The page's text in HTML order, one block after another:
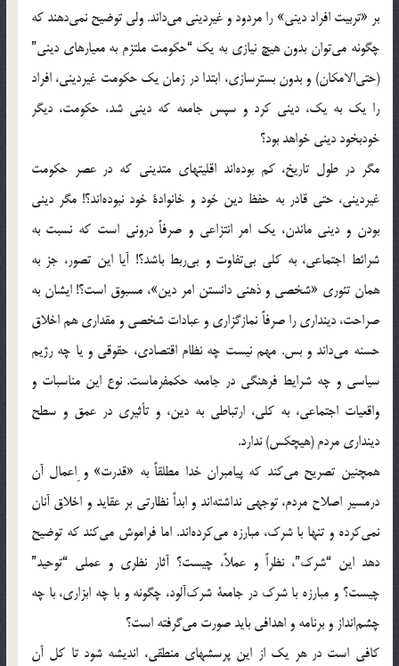
بر «تربیت‌ افراد دینی» را مردود و غیردینی‌ می‌داند. ولی‌ توضیح‌ نمی‌دهند که‌
چگونه‌ می‌توان‌ بدون‌ هیچ‌ نیازی‌ به‌ یک‌ “حکومت‌ ملتزم‌ به‌ معیارهای‌ دینی”
(حتی‌الامکان) و بدون‌ بسترسازی، ابتدا در زمان‌ یک‌ حکومت‌ غیردینی، افراد
را یک‌ به‌ یک، دینی‌ کرد و سپس‌ جامعه‌ که‌ دینی‌ شد، حکومت، دیگر
خودبخود دینی‌ خواهد بود؟
مگر در طول‌ تاریخ، کم‌ بوده‌اند اقلیتهای‌ متدینی‌ که‌ در عصر حکومت‌
غیردینی، حتی‌ قادر به‌ حفظ‌ دین‌ خود و خانوادة‌ خود نبوده‌اند؟! مگر دینی‌
بودن‌ و دینی‌ ماندن، یک‌ امر انتزاعی‌ و صرفاً‌ درونی‌ است‌ که‌ نسبت‌ به‌
شرائط‌ اجتماعی، به‌ کلی‌ بی‌تفاوت‌ و بی‌ربط‌ باشد؟! آیا این‌ تصور، جز به‌
همان‌ تئوری‌ «شخصی‌ و ذهنی‌ دانستن‌ امر دین»، مسبوق‌ است؟! ایشان‌ به‌
صراحت، دینداری‌ را صرفاً‌ نمازگزاری‌ و عبادات‌ شخصی‌ و مقداری‌ هم‌ اخلاق‌
حسنه‌ می‌داند و بس. مهم‌ نیست‌ چه‌ نظام‌ اقتصادی، حقوقی‌ و یا چه‌ رژیم‌
سیاسی‌ و چه‌ شرایط‌ فرهنگی‌ در جامعه‌ حکمفرماست. نوع‌ این‌ مناسبات‌ و
واقعیات‌ اجتماعی، به‌ کلی، ارتباطی‌ به‌ دین، و تأثیری‌ در عمق‌ و سطح‌
دینداری‌ مردم‌ (هیچکس) ندارد.
همچنین‌ تصریح‌ می‌کند که‌ پیامبران‌ خدا مطلقاً‌ به‌ «قدرت» و ِ‌اعمال‌ آن‌
درمسیر اصلاح‌ مردم، توجهی‌ نداشته‌اند و ابداً‌ نظارتی‌ بر عقاید و اخلاق‌ آنان‌
نمی‌کرده‌ و تنها با شرک، مبارزه‌ می‌کرده‌اند. اما فراموش‌ می‌کند که‌ توضیح‌
دهد این‌ “شرک”، نظراً‌ و عملاً، چیست؟ آثار نظری‌ و عملی‌ “توحید”
چیست؟ و مبارزه‌ با شرک‌ در جامعة‌ شرک‌آلود، چگونه‌ و با چه‌ ابزاری، با چه‌
چشم‌انداز و برنامه‌ و اهدافی‌ باید صورت‌ می‌گرفته‌ است؟
کافی‌ است‌ در هر یک‌ از این‌ پرسشهای‌ منطقی، اندیشه‌ شود تا کل‌ آن‌